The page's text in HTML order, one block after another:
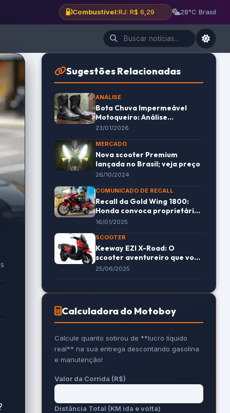
Combustível:BH: R$ 6,12 28°C Brasil
Sugestões Relacionadas
ANÁLISE
Bota Chuva Impermeável
Motoqueiro: Análise
Completa e Ficha Técnica
23/01/2026
MERCADO
Nova scooter Premium
lançada no Brasil; veja preço
26/10/2024
COMUNICADO DE RECALL
Recall da Gold Wing 1800:
Honda convoca proprietários
do modelo 2019 – Motonline
16/01/2025
SCOOTER
Keeway EZI X-Road: O
scooter aventureiro que você
precisa conhecer
25/06/2025
Calculadora do Motoboy
Calcule quanto sobrou de **lucro líquido
real** na sua entrega descontando gasolina
e manutenção!
Valor da Corrida (R$)
Distância Total (KM ida e volta)